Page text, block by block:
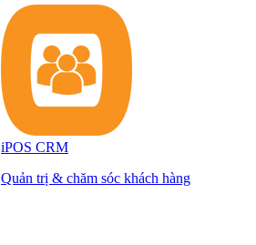
iPOS CRM
Quản trị & chăm sóc khách hàng